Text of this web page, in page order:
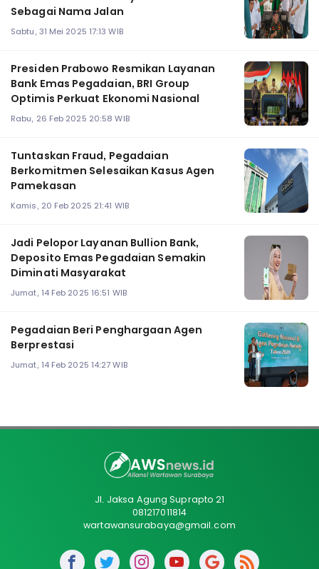
Sebagai Nama Jalan
Sabtu, 31 Mei 2025 17:13 WIB
Presiden Prabowo Resmikan Layanan
Bank Emas Pegadaian, BRI Group
Optimis Perkuat Ekonomi Nasional
Rabu, 26 Feb 2025 20:58 WIB
Tuntaskan Fraud, Pegadaian
Berkomitmen Selesaikan Kasus Agen
Pamekasan
Kamis, 20 Feb 2025 21:41 WIB
Jadi Pelopor Layanan Bullion Bank,
Deposito Emas Pegadaian Semakin
Diminati Masyarakat
Jumat, 14 Feb 2025 16:51 WIB
Pegadaian Beri Penghargaan Agen
Berprestasi
Jumat, 14 Feb 2025 14:27 WIB
Jl. Jaksa Agung Suprapto 21
081217011814
wartawansurabaya@gmail.com